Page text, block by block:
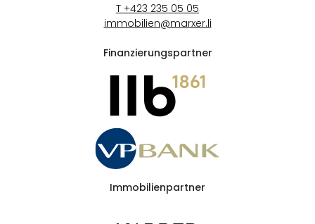
T +423 235 05 05
immobilien@marxer.li
Finanzierungspartner
Immobilienpartner